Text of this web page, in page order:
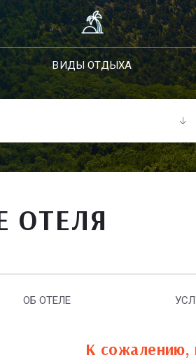
ВИДЫ ОТДЫХА
ОТЕЛЯ
ОБ ОТЕЛЕ
К сожалению,